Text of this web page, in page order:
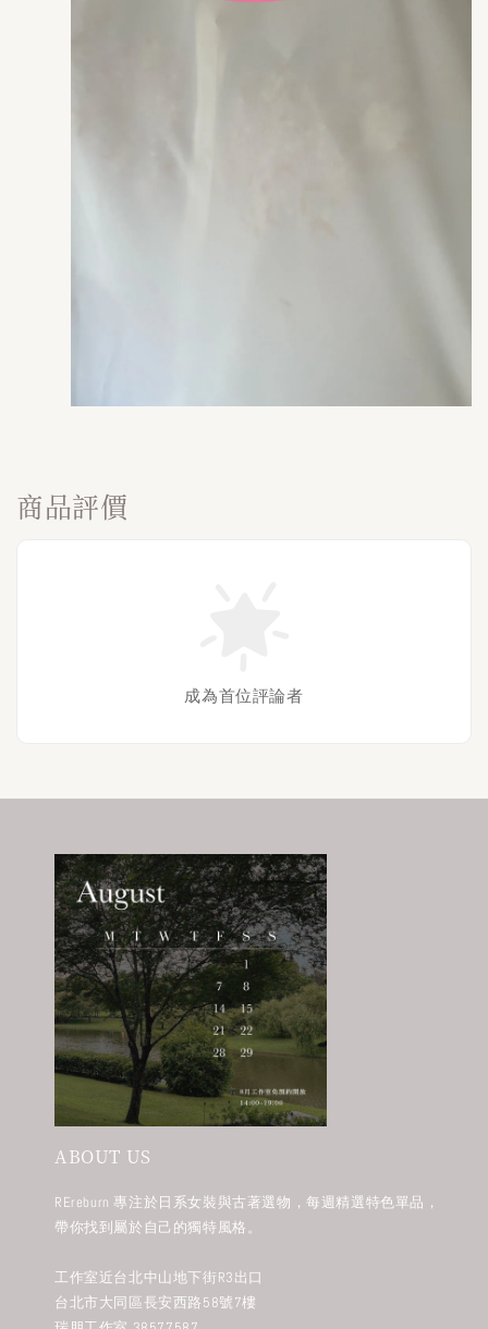
商品評價
成為首位評論者
ABOUT US
REreburn 專注於日系女裝與古著選物，每週精選特色單品，
帶你找到屬於自己的獨特風格。
工作室近台北中山地下街R3出口
台北市大同區長安西路58號7樓